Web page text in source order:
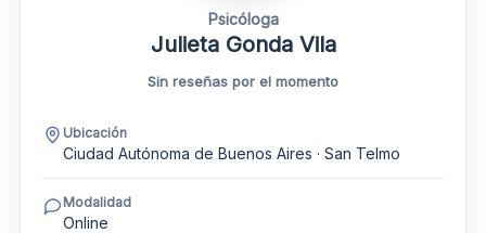
Psicóloga
Julieta Gonda Vila
Sin reseñas por el momento
Ubicación
Ciudad Autónoma de Buenos Aires · San Telmo
Modalidad
Online